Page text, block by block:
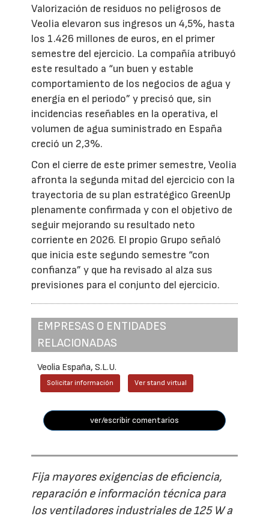
Valorización de residuos no peligrosos de
Veolia elevaron sus ingresos un 4,5%, hasta
los 1.426 millones de euros, en el primer
semestre del ejercicio. La compañía atribuyó
este resultado a “un buen y estable
comportamiento de los negocios de agua y
energía en el periodo” y precisó que, sin
incidencias reseñables en la operativa, el
volumen de agua suministrado en España
creció un 2,3%.
Con el cierre de este primer semestre, Veolia
afronta la segunda mitad del ejercicio con la
trayectoria de su plan estratégico GreenUp
plenamente confirmada y con el objetivo de
seguir mejorando su resultado neto
corriente en 2026. El propio Grupo señaló
que inicia este segundo semestre “con
confianza” y que ha revisado al alza sus
previsiones para el conjunto del ejercicio.
EMPRESAS O ENTIDADES
RELACIONADAS
Veolia España, S.L.U.
Solicitar información Ver stand virtual
ver/escribir comentarios
Fija mayores exigencias de eficiencia,
reparación e información técnica para
los ventiladores industriales de 125 W a